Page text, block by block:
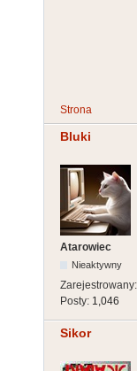
Strona
Bluki
Atarowiec
Nieaktywny
Zarejestrowany:
Posty: 1,046
Sikor